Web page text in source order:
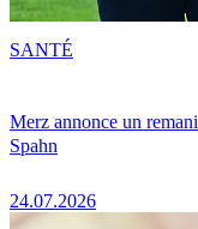
Merz annonce un
Spahn
24.07.2026
SANTÉ